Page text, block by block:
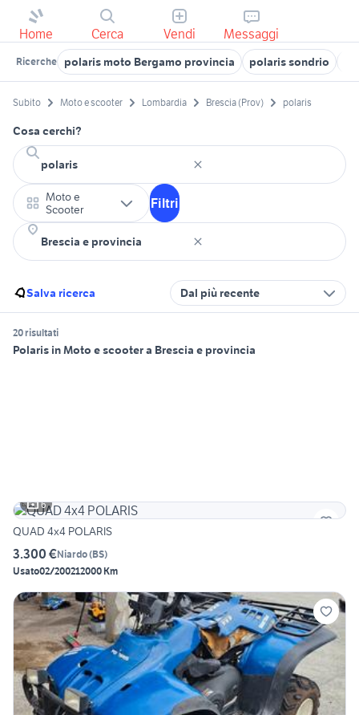
Home Cerca Vendi Messaggi
Ricerche polaris moto Bergamo provincia polaris sondrio
Subito Moto e scooter Lombardia Brescia (Prov) polaris
Cosa cerchi?
Moto e
Scooter
Filtri
Salva ricerca Dal più recente
20 risultati
Polaris in Moto e scooter a Brescia e provincia
6
QUAD 4x4 POLARIS
3.300 €Niardo(BS)
Usato02/200212000 Km